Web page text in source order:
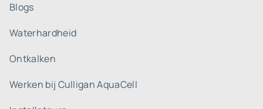
Blogs
Waterhardheid
Ontkalken
Werken bij Culligan AquaCell